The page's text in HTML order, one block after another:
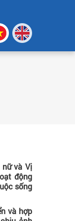
nữ và Vị
động
sống
và hợp